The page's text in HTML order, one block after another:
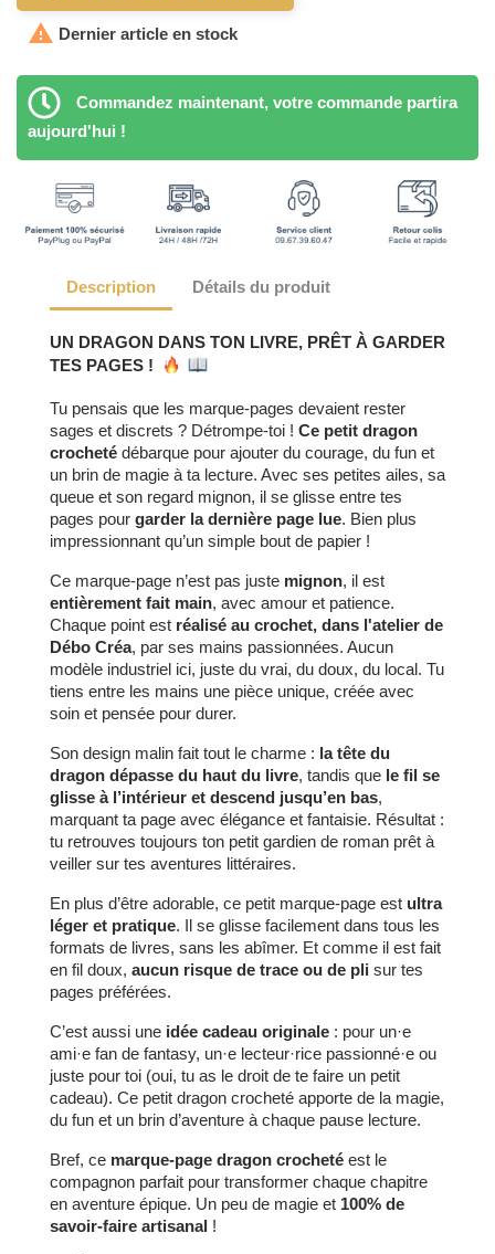
 Dernier article en stock
Commandez maintenant, votre commande partira
aujourd'hui !
Description Détails du produit
UN DRAGON DANS TON LIVRE, PRÊT À GARDER
TES PAGES !
Tu pensais que les marque-pages devaient rester
sages et discrets ? Détrompe-toi ! Ce petit dragon
crocheté débarque pour ajouter du courage, du fun et
un brin de magie à ta lecture. Avec ses petites ailes, sa
queue et son regard mignon, il se glisse entre tes
pages pour garder la dernière page lue. Bien plus
impressionnant qu’un simple bout de papier !
Ce marque-page n’est pas juste mignon, il est
entièrement fait main, avec amour et patience.
Chaque point est réalisé au crochet, dans l'atelier de
Débo Créa, par ses mains passionnées. Aucun
modèle industriel ici, juste du vrai, du doux, du local. Tu
tiens entre les mains une pièce unique, créée avec
soin et pensée pour durer.
Son design malin fait tout le charme : la tête du
dragon dépasse du haut du livre, tandis que le fil se
glisse à l’intérieur et descend jusqu’en bas,
marquant ta page avec élégance et fantaisie. Résultat :
tu retrouves toujours ton petit gardien de roman prêt à
veiller sur tes aventures littéraires.
En plus d’être adorable, ce petit marque-page est ultra
léger et pratique. Il se glisse facilement dans tous les
formats de livres, sans les abîmer. Et comme il est fait
en fil doux, aucun risque de trace ou de pli sur tes
pages préférées.
C’est aussi une idée cadeau originale : pour un·e
ami·e fan de fantasy, un·e lecteur·rice passionné·e ou
juste pour toi (oui, tu as le droit de te faire un petit
cadeau). Ce petit dragon crocheté apporte de la magie,
du fun et un brin d’aventure à chaque pause lecture.
Bref, ce marque-page dragon crocheté est le
compagnon parfait pour transformer chaque chapitre
en aventure épique. Un peu de magie et 100% de
savoir-faire artisanal !